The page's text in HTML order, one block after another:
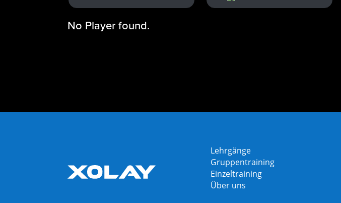
No Player found.
Lehrgänge
Gruppentraining
Einzeltraining
Über uns